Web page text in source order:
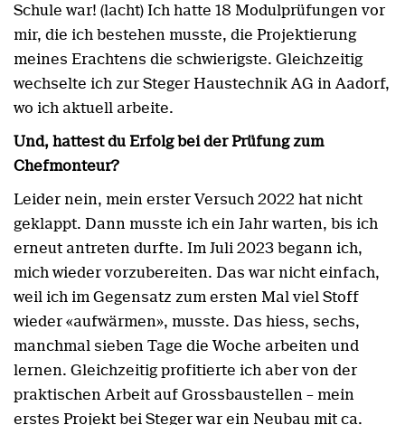
Schule war! (lacht) Ich hatte 18 Modulprüfungen vor
mir, die ich bestehen musste, die Projektierung
meines Erachtens die schwierigste. Gleichzeitig
wechselte ich zur Steger Haustechnik AG in Aadorf,
wo ich aktuell arbeite.
Und, hattest du Erfolg bei der Prüfung zum
Chefmonteur?
Leider nein, mein erster Versuch 2022 hat nicht
geklappt. Dann musste ich ein Jahr warten, bis ich
erneut antreten durfte. Im Juli 2023 begann ich,
mich wieder vorzubereiten. Das war nicht einfach,
weil ich im Gegensatz zum ersten Mal viel Stoff
wieder «aufwärmen», musste. Das hiess, sechs,
manchmal sieben Tage die Woche arbeiten und
lernen. Gleichzeitig profitierte ich aber von der
praktischen Arbeit auf Grossbaustellen – mein
erstes Projekt bei Steger war ein Neubau mit ca.